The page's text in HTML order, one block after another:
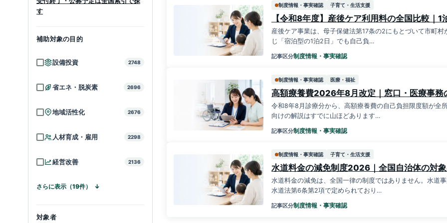
す
補助対象の目的
設備投資 2748
省エネ・脱炭素 2696
地域活性化 2676
人材育成・雇用 2298
経営改善 2136
さらに表示（19件）
対象者
制度情報・事実確認 子育て・生活支援
【令和8年度】産後ケア利用料の全国比較｜
産後ケア事業は、母子保健法第17条の2にもとづいて市町
じ「宿泊型の1泊2日」でも自己負…
記事区分制度情報・事実確認
制度情報・事実確認 医療・福祉
高額療養費2026年8月改定｜窓口・医療事務
令和8年8月診療分から、高額療養費の自己負担限度額が全
向けの解説はすでに山ほどあります…
記事区分制度情報・事実確認
制度情報・事実確認 子育て・生活支援
水道料金の減免制度2026｜全国自治体の対
水道料金の減免は、全国一律の制度ではありません。水道
水道法第6条第2項で定められており…
記事区分制度情報・事実確認